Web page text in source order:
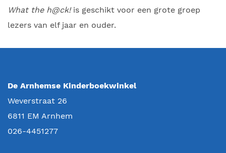
What the h@ck!is geschikt voor een grote groep
lezers van elf jaar en ouder.
De Arnhemse Kinderboekwinkel
Weverstraat 26
6811 EM Arnhem
026-4451277